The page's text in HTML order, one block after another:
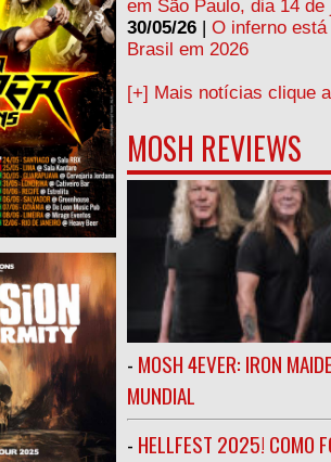
em São Paulo, dia 14 de
30/05/26
O inferno
Brasil em 2026
[+] Mais notícias clique
MOSH REVIEWS
- MOSH 4EVER: IRON
MUNDIAL
- HELLFEST 2025! COMO